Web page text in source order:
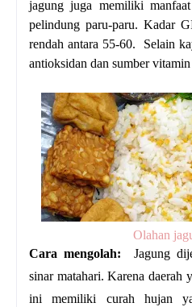
jagung juga memiliki
pelindung paru-paru. Kadar
rendah antara 55-60. Selain
antioksidan dan sumber
Olahan
Cara mengolah: Jagung
sinar matahari. Karena daerah
ini memiliki curah hujan